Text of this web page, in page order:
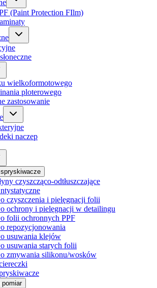
(Paint Protection FIlm)
wielkoformotowego
ploterowego
zastosowanie
naczep
spryskiwacze
czyszcząco-odtłuszczające
czyszczenia i pielęgnacji folii
ochrony i pielęgnacji w detailingu
folii ochronnych PPF
repozycjonowania
usuwania klejów
usuwania starych folii
zmywania silikonu/wosków
pomiar